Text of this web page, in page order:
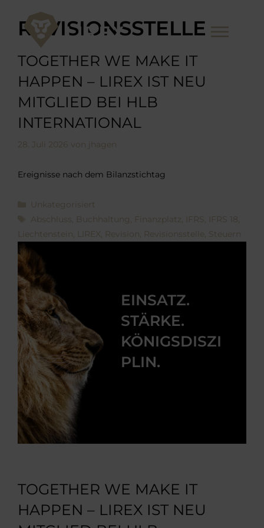
springenREVISIONSSTELLE
TOGETHER WE MAKE IT
HAPPEN – LIREX IST NEU
MITGLIED BEI HLB
INTERNATIONAL
28. Juli 2026 von jhagen
Ereignisse nach dem Bilanzstichtag
Kategorien
Unkategorisiert
Schlagwörter
Abschluss , Buchhaltung, Finanzplatz, IFRS, IFRS 18,
Liechtenstein, LIREX, Revision, Revisionsstelle, Steuern
EINSATZ.
STÄRKE.
KÖNIGSDISZI
PLIN.
TOGETHER WE MAKE IT
HAPPEN – LIREX IST NEU